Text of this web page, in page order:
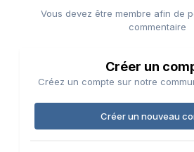
Vous devez être membre afin de
commentaire
Créer un
Créez un compte sur notre
Créer un nouveau